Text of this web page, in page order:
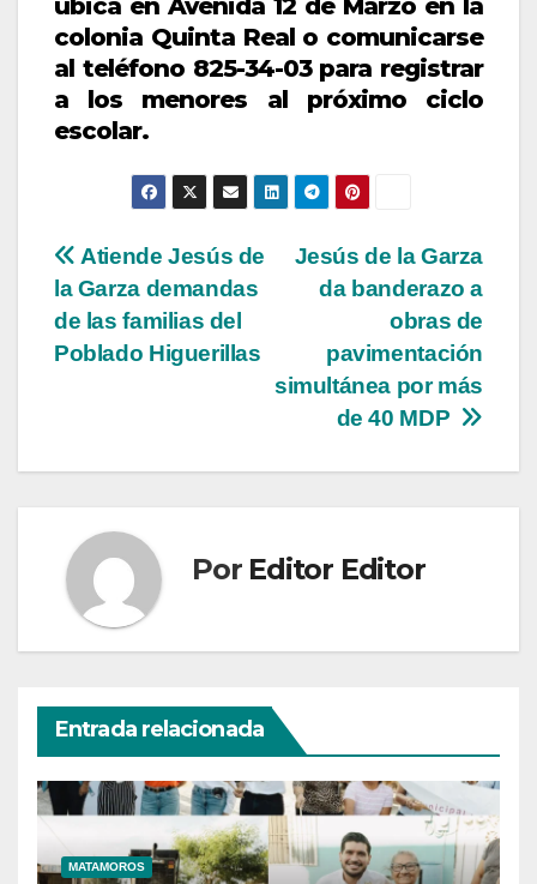
ubica en Avenida 12 de Marzo en la
colonia Quinta Real o comunicarse
al teléfono 825-34-03 para registrar
a los menores al próximo ciclo
escolar.
Navegación
de
entradas
Jesús de la Garza
da banderazo a
obras de
pavimentación
simultánea por más
de 40 MDP
Atiende Jesús de
la Garza demandas
de las familias del
Poblado Higuerillas
Por Editor Editor
Entrada relacionada
MATAMOROS